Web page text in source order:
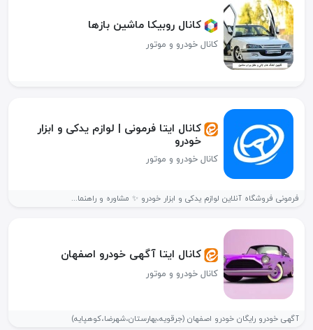
کانال روبیکا ماشین بازها
کانال خودرو و موتور
کانال ایتا فرمونی | لوازم یدکی و ابزار
خودرو
کانال خودرو و موتور
فرمونی فروشگاه آنلاین لوازم یدکی و ابزار خودرو ✨ مشاوره و راهنما...
کانال ایتا آگهی خودرو اصفهان
کانال خودرو و موتور
آگهی خودرو رایگان خودرو اصفهان (جرقویه،بهارستان،شهرضا،کوهپایه)